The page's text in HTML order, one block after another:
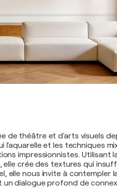
de théâtre et d'arts visuels
l'aquarelle et les techniques
impressionnistes. Utilisant
elle crée des textures qui
elle nous invite à contempler
un dialogue profond de